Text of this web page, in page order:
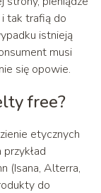
tak trafią do
istnieją
musi
się opowie.
free?
etycznych
(Isana, Alterra,
do